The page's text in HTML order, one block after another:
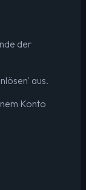
der
aus.
Konto